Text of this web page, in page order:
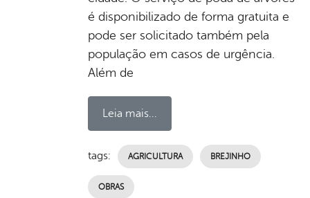
é disponibilizado de forma gratuita e
pode ser solicitado também pela
população em casos de urgência.
Além de
Leia mais...
tags: AGRICULTURA BREJINHO
OBRAS